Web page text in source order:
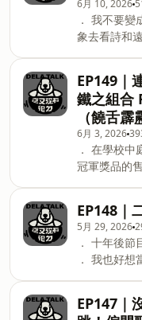
Jam Session
用語音導覽
Tsai〈Resolution
provided
6月 10, 2026
． 我不要變成伯
象去看詩和遠方 ． 下次約在我
我們有好到可
告白之前，先帶
時喝不到兩杯就滾！ ．
了迪拉的芳心 有買到票的朋友們，6/
6/28 寰宇龍虎豹
豹】Coming Soon！
李毅誠 X迪拉 張逸聖 公
公共電視 7/12電視
第一次見面 ． PICO PICO ． The
Antipodean ． 六丁目 曖昧期間續約 ．
司馬庫斯風味餐 ． 豚知 焼と
PJ's Pastrami ． 屏東双園火鍋 ．
EP149｜
鐵之組合
（饒舌霹
6月 3, 2026
． 在學校中庭
冠軍獎品的售價之謎 ．
是敦化南路擋下了一
答環節！ ． 吃飽了沒？我自己是吃飽了
． 換成9m88我就
我們背水一戰《
班台語版請來接洽 🔥饒舌
哈王》台北專場 日期：
20:00 地點：SUB Live（台北市南港區市
民大道八段99號）
EP148｜
5月 29, 2026
． 十年後節
． 我也好想當
寰宇龍虎豹：
男人們的友情可貴 ·在異地
EP147｜